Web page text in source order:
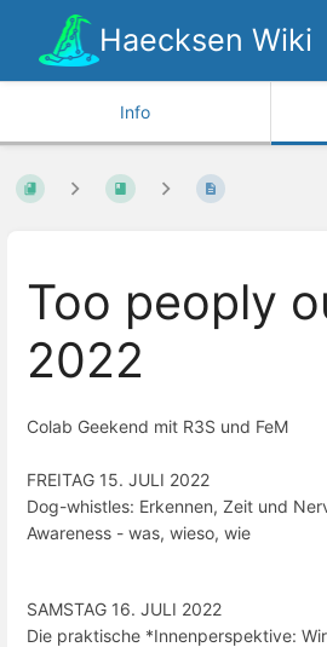
Haecksen Wiki
Info
Too peoply
2022
Colab Geekend mit R3S und FeM
FREITAG 15. JULI 2022
Dog-whistles: Erkennen, Zeit und
Awareness - was, wieso, wie
SAMSTAG 16. JULI 2022
Die praktische *Innenperspektive: